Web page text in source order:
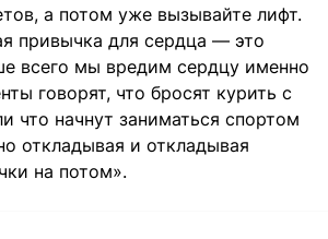
а потом уже вызывайте лифт.
привычка для сердца — это
всего мы вредим сердцу именно
говорят, что бросят курить с
что начнут заниматься спортом
откладывая и откладывая
на потом».